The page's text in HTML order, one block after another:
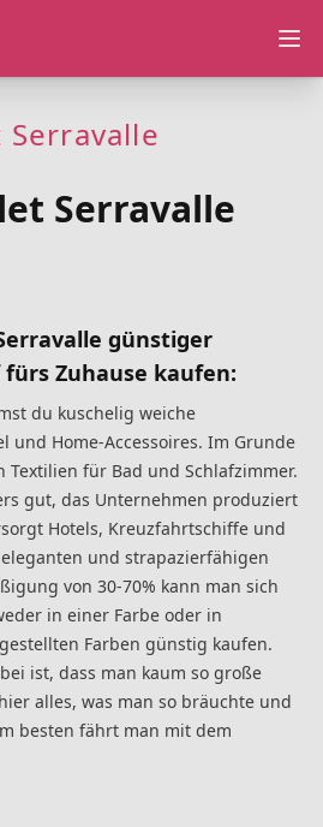
Serravalle
günstiger
fürs Zuhause kaufen:
du kuschelig weiche
und Home-Accessoires. Im Grunde
für Bad und Schlafzimmer.
gut, das Unternehmen produziert
Hotels, Kreuzfahrtschiffe und
und strapazierfähigen
von 30-70% kann man sich
in einer Farbe oder in
Farben günstig kaufen.
ist, dass man kaum so große
alles, was man so bräuchte und
besten fährt man mit dem